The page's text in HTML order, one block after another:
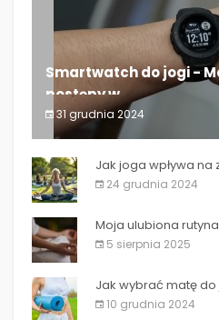
Smartwatch do jogi -
postępy w...
31 grudnia 2024
Smartwatch do jogi -
Jak joga wpływa na
24 grudnia 2024
Moja ulubiona
5 sierpnia 2025
Jak wybrać matę do
10 grudnia 2024